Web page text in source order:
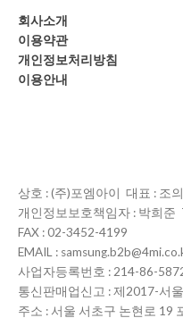
회사소개
이용약관
개인정보처리방침
이용안내
상호 : (주)포엠아이 대표 : 조
개인정보보호책임자 : 박희준
FAX : 02-3452-4199
EMAIL :
사업자등록번호 : 214-86-
통신판매업신고 : 제2017-서
주소 : 서울 서초구 논현로 19